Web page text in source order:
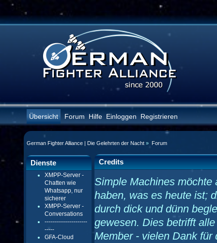
Übersicht Forum Hilfe Einloggen Registrieren
German Fighter Alliance | Die Gelehrten der Nacht » Forum
Dienste
XMPP-Server -
Chatten wie
Whatsapp, nur
sicherer
XMPP-Server -
Conversations
----------------------
-----
GFA-Cloud
Credits
Simple Machines möchte
haben, was es heute ist;
durch dick und dünn
gewesen. Dies betrifft
Member - vielen Dank